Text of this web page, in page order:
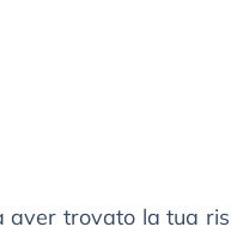
aver trovato la tua